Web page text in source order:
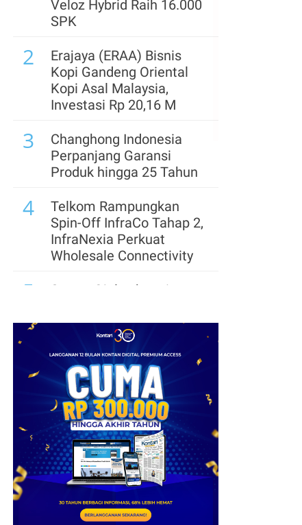
Veloz Hybrid Raih 16.000
SPK
2
Erajaya (ERAA) Bisnis
Kopi Gandeng Oriental
Kopi Asal Malaysia,
Investasi Rp 20,16 M
3
Changhong Indonesia
Perpanjang Garansi
Produk hingga 25 Tahun
4
Telkom Rampungkan
Spin-Off InfraCo Tahap 2,
InfraNexia Perkuat
Wholesale Connectivity
5
Status Ojol sebagai
Kementerian UMKM
Tunggu Dasar Hukum
6
BRMS Percepat
Transformasi Digital,
Standarkan Hampir 100
Proses Bisnis
7
STARFINDO Bidik
Perluasan Investasi dan
Pasar Global untuk
Startup Industri